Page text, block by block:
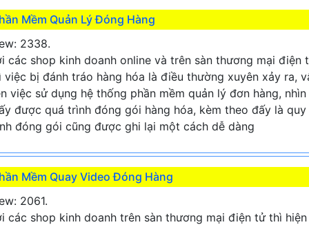
Mềm Quản Lý Đóng Hàng
2338.
các shop kinh doanh online và trên sàn thương mại điện
việc bị đánh tráo hàng hóa là điều thường xuyên xảy ra,
việc sử dụng hệ thống phần mềm quản lý đơn hàng, nhìn
được quá trình đóng gói hàng hóa, kèm theo đấy là quy
đóng gói cũng được ghi lại một cách dễ dàng
Mềm Quay Video Đóng Hàng
2061.
các shop kinh doanh trên sàn thương mại điện tử thì hiện